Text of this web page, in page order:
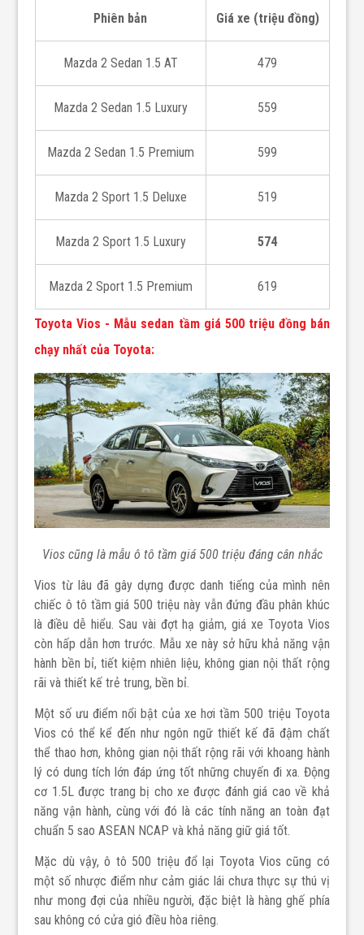
Phiên bản Giá xe (triệu đồng)
Mazda 2 Sedan 1.5 AT 479
Mazda 2 Sedan 1.5 Luxury 559
Mazda 2 Sedan 1.5 Premium 599
Mazda 2 Sport 1.5 Deluxe 519
Mazda 2 Sport 1.5 Luxury 574
Mazda 2 Sport 1.5 Premium 619
Toyota Vios - Mẫu sedan tầm giá 500 triệu đồng bán
chạy nhất của Toyota:
Vios cũng là mẫu ô tô tầm giá 500 triệu đáng cân nhắc
Vios từ lâu đã gây dựng được danh tiếng của mình nên
chiếc ô tô tầm giá 500 triệu này vẫn đứng đầu phân khúc
là điều dễ hiểu. Sau vài đợt hạ giảm, giá xe Toyota Vios
còn hấp dẫn hơn trước. Mẫu xe này sở hữu khả năng vận
hành bền bỉ, tiết kiệm nhiên liệu, không gian nội thất rộng
rãi và thiết kế trẻ trung, bền bỉ.
Một số ưu điểm nổi bật củaxehơi tầm 500 triệu Toyota
Vios có thể kể đến như ngôn ngữ thiết kế đã đậm chất
thể thao hơn, không gian nội thất rộng rãi với khoang hành
lý có dung tích lớn đáp ứng tốt những chuyến đi xa. Động
cơ 1.5L được trang bị cho xe được đánh giá cao về khả
năng vận hành, cùng với đó là các tính năng an toàn đạt
chuẩn 5 sao ASEAN NCAP và khả năng giữ giá tốt.
Mặc dù vậy, ô tô 500 triệu đổ lại Toyota Vios cũng có
một số nhược điểm như cảm giác lái chưa thực sự thú vị
như mong đợi của nhiều người, đặc biệt là hàng ghế phía
sau không có cửa gió điều hòa riêng.